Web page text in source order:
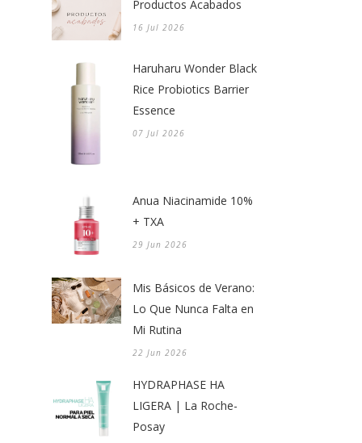
Productos Acabados
16 Jul 2026
Haruharu Wonder Black
Rice Probiotics Barrier
Essence
07 Jul 2026
Anua Niacinamide 10%
+ TXA
29 Jun 2026
Mis Básicos de Verano:
Lo Que Nunca Falta en
Mi Rutina
22 Jun 2026
HYDRAPHASE HA
LIGERA | La Roche-
Posay